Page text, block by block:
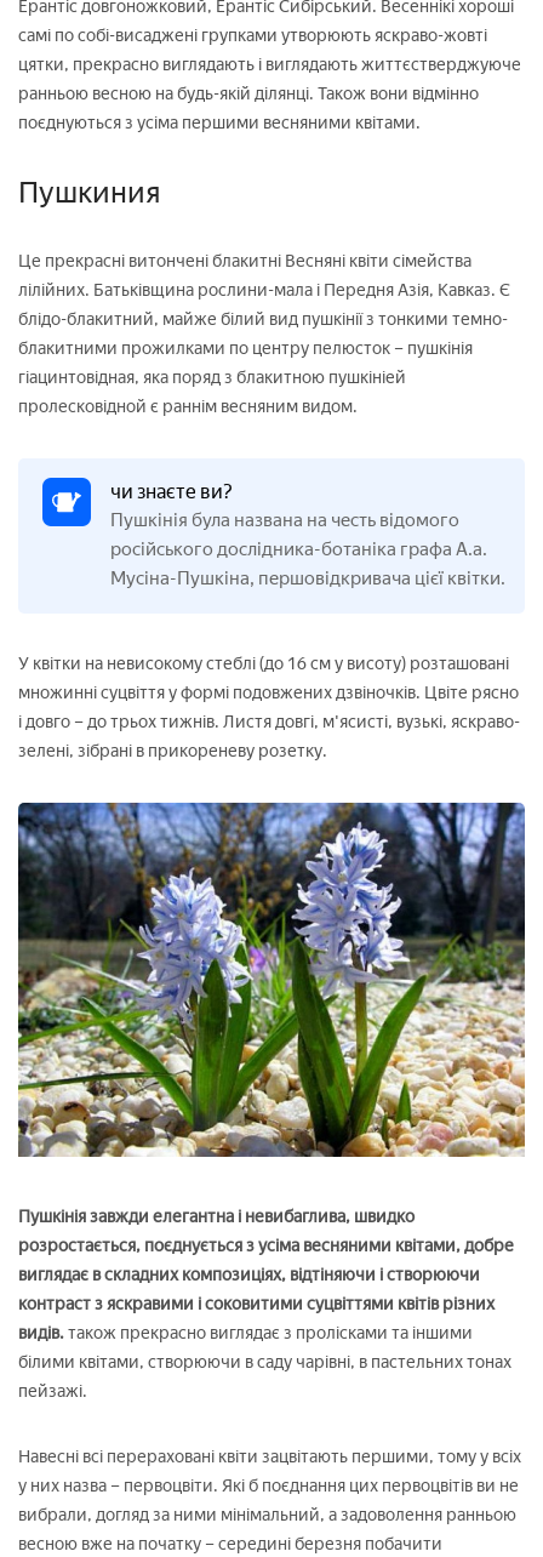
Ерантіс довгоножковий, Ерантіс Сибірський. Весеннікі хороші
самі по собі-висаджені групками утворюють яскраво-жовті
цятки, прекрасно виглядають і виглядають життєстверджуюче
ранньою весною на будь-якій ділянці. Також вони відмінно
поєднуються з усіма першими весняними квітами.
Пушкиния
Це прекрасні витончені блакитні Весняні квіти сімейства
лілійних. Батьківщина рослини-мала і Передня Азія, Кавказ. Є
блідо-блакитний, майже білий вид пушкінії з тонкими темно-
блакитними прожилками по центру пелюсток – пушкінія
гіацинтовідная, яка поряд з блакитною пушкініей
пролесковідной є раннім весняним видом.
чи знаєте ви?
Пушкінія була названа на честь відомого
російського дослідника-ботаніка графа А.а.
Мусіна-Пушкіна, першовідкривача цієї квітки.
У квітки на невисокому стеблі (до 16 см у висоту) розташовані
множинні суцвіття у формі подовжених дзвіночків. Цвіте рясно
і довго – до трьох тижнів. Листя довгі, м'ясисті, вузькі, яскраво-
зелені, зібрані в прикореневу розетку.
Пушкінія завжди елегантна і невибаглива, швидко
розростається, поєднується з усіма весняними квітами, добре
виглядає в складних композиціях, відтіняючи і створюючи
контраст з яскравими і соковитими суцвіттями квітів різних
видів.також прекрасно виглядає з пролісками та іншими
білими квітами, створюючи в саду чарівні, в пастельних тонах
пейзажі.
Навесні всі перераховані квіти зацвітають першими, тому у всіх
у них назва – первоцвіти. Які б поєднання цих первоцвітів ви не
вибрали, догляд за ними мінімальний, а задоволення ранньою
весною вже на початку – середині березня побачити